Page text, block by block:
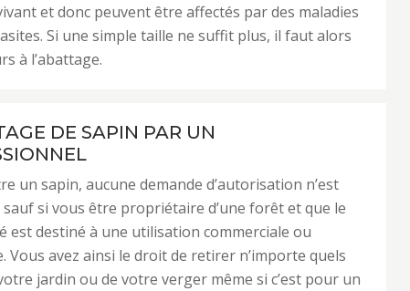
et donc peuvent être affectés par des maladies
Si une simple taille ne suffit plus, il faut alors
à l’abattage.
DE SAPIN PAR UN
un sapin, aucune demande d’autorisation n’est
sauf si vous être propriétaire d’une forêt et que le
est destiné à une utilisation commerciale ou
Vous avez ainsi le droit de retirer n’importe quels
jardin ou de votre verger même si c’est pour un